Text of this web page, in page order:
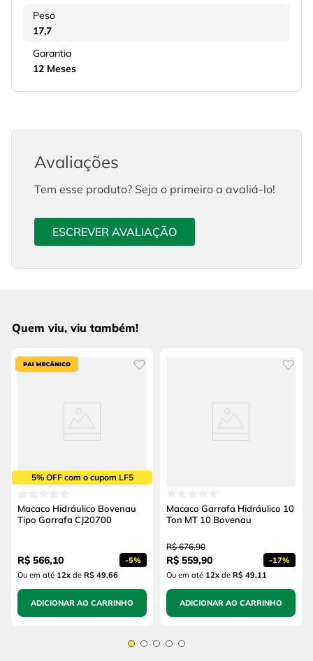
Peso
17,7
Garantia
12 Meses
Avaliações
Tem esse produto? Seja o primeiro a avaliá-lo!
ESCREVER AVALIAÇÃO
Quem viu, viu também!
5% OFF com o cupom LF5
Macaco Hidráulico Bovenau
Tipo Garrafa CJ20700
R$ 566,10 -5%
Ou em até 12x de R$ 49,66
ADICIONAR AO CARRINHO
Macaco Garrafa Hidráulico 10
Ton MT 10 Bovenau
R$ 676,90
R$ 559,90 -17%
Ou em até 12x de R$ 49,11
ADICIONAR AO CARRINHO